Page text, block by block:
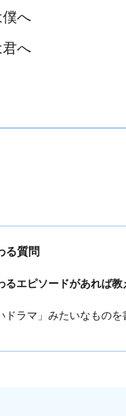
へ
へ
る質問
るエピソードがあれば教
ドラマ」みたいなもの